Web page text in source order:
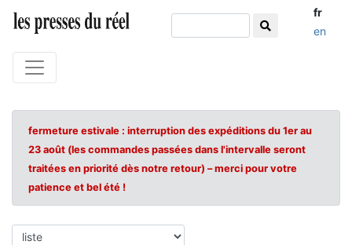
fr
en
fermeture estivale : interruption des expéditions du 1er au
23 août (les commandes passées dans l'intervalle seront
traitées en priorité dès notre retour) – merci pour votre
patience et bel été !